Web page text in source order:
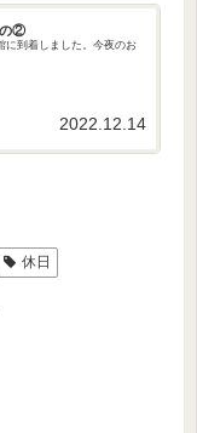
の②
に到着しました。今夜のお
2022.12.14
休日